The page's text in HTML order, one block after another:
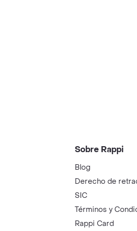
Sobre Rappi
Blog
Derecho de
SIC
Términos y
Rappi Card